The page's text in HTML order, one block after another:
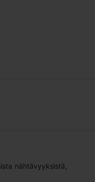
nähtävyyksistä,